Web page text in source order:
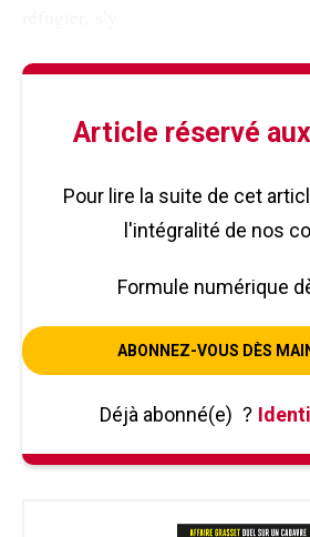
Article réservé
Pour lire la suite de cet
l'intégralité de nos
Formule numérique
ABONNEZ-VOUS DÈS
Déjà abonné(e) ?